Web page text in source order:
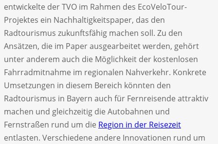
entwickelte der TVO im Rahmen des EcoVeloTour-
Projektes ein Nachhaltigkeitspaper, das den
Radtourismus zukunftsfähig machen soll. Zu den
Ansätzen, die im Paper ausgearbeitet werden, gehört
unter anderem auch die Möglichkeit der kostenlosen
Fahrradmitnahme im regionalen Nahverkehr. Konkrete
Umsetzungen in diesem Bereich könnten den
Radtourismus in Bayern auch für Fernreisende attraktiv
machen und gleichzeitig die Autobahnen und
Fernstraßen rund um die Region in der Reisezeit
entlasten. Verschiedene andere Innovationen rund um